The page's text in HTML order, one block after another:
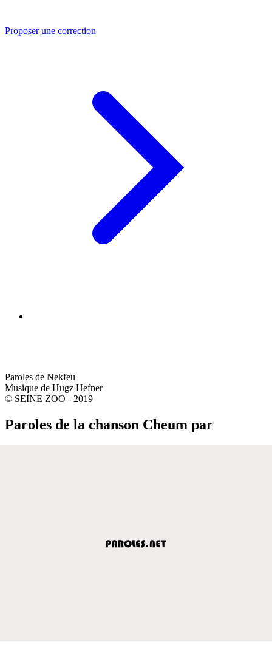
Proposer une correction
Paroles de Nekfeu
Musique de Hugz Hefner
© SEINE ZOO - 2019
Paroles de la chanson Cheum par